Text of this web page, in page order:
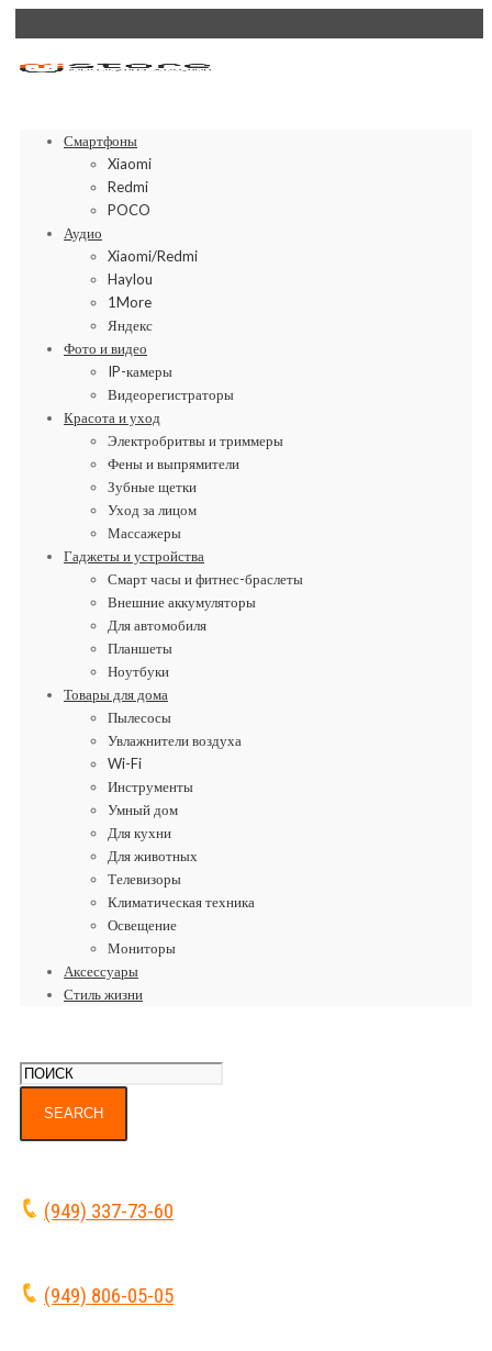
Смартфоны
Xiaomi
Redmi
POCO
Аудио
Xiaomi/Redmi
Haylou
1More
Яндекс
Фото и видео
IP-камеры
Видеорегистраторы
Красота и уход
Электробритвы и триммеры
Фены и выпрямители
Зубные щетки
Уход за лицом
Массажеры
Гаджеты и устройства
Смарт часы и фитнес-браслеты
Внешние аккумуляторы
Для автомобиля
Планшеты
Ноутбуки
Товары для дома
Пылесосы
Увлажнители воздуха
Wi-Fi
Инструменты
Умный дом
Для кухни
Для животных
Телевизоры
Климатическая техника
Освещение
Мониторы
Аксессуары
Стиль жизни
(949) 337-73-60
(949) 806-05-05